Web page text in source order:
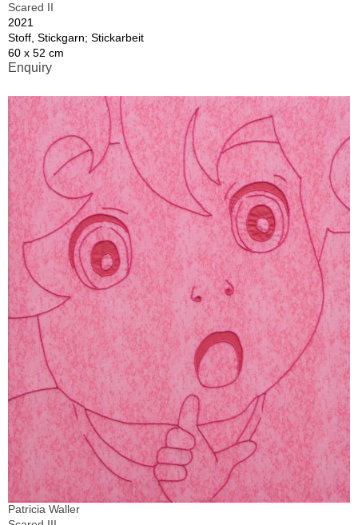
Scared II
2021
Stoff, Stickgarn; Stickarbeit
60 x 52 cm
Enquiry
Patricia Waller